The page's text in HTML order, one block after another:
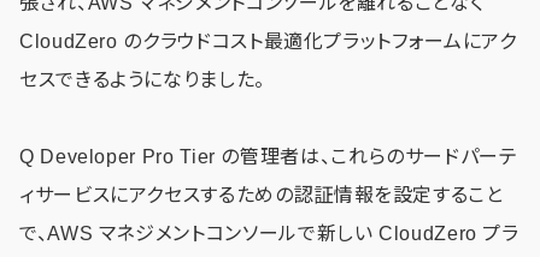
CloudZero のクラウドコスト最適化プラットフォームにアク
セスできるようになりました。
Q Developer Pro Tier の管理者は、これらのサードパーテ
ィサービスにアクセスするための認証情報を設定すること
で、AWS マネジメントコンソールで新しい CloudZero プラ